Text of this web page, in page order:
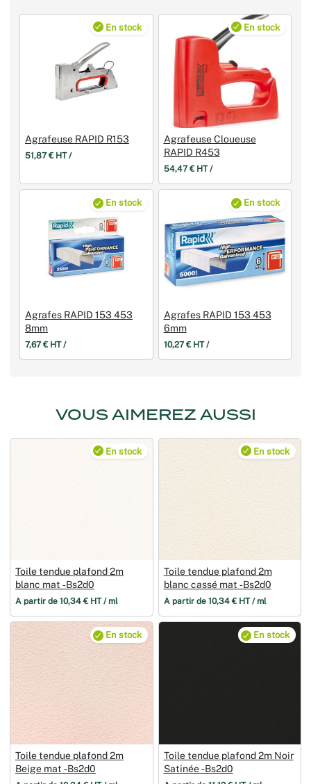
En stock
Agrafeuse RAPID R153
51,87 € HT /
En stock
Agrafeuse Cloueuse
RAPID R453
54,47 € HT /
En stock
Agrafes RAPID 153 453
8mm
7,67 € HT /
En stock
Agrafes RAPID 153 453
6mm
10,27 € HT /
VOUS AIMEREZ AUSSI
En stock
Toile tendue plafond 2m
blanc mat ‑Bs2d0
À partir de 10,34 € HT / ml
En stock
Toile tendue plafond 2m
blanc cassé mat ‑Bs2d0
À partir de 10,34 € HT / ml
En stock
Toile tendue plafond 2m
Beige mat ‑Bs2d0
En stock
Toile tendue plafond 2m Noir
Satinée ‑Bs2d0